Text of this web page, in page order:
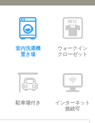
室内洗濯機
置き場
ウォークイン
クローゼット
駐車場付き
インターネット
接続可